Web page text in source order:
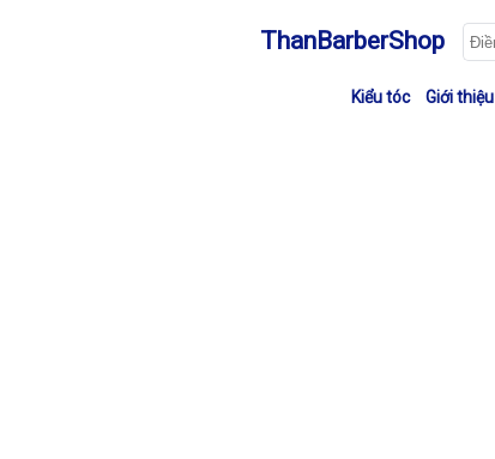
ThanBarberShop
Kiểu tóc Giới thiệu